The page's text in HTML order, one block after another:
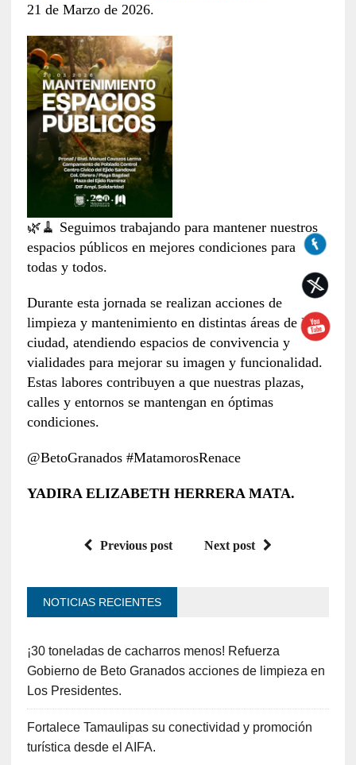
21 de Marzo de 2026.
🌿🧹 Seguimos trabajando para mantener nuestros
espacios públicos en mejores condiciones para
todas y todos.
Durante esta jornada se realizan acciones de
limpieza y mantenimiento en distintas áreas de la
ciudad, atendiendo espacios de convivencia y
vialidades para mejorar su imagen y funcionalidad.
Estas labores contribuyen a que nuestras plazas,
calles y entornos se mantengan en óptimas
condiciones.
@BetoGranados #MatamorosRenace
YADIRA ELIZABETH HERRERA MATA.
Previous post Next post
NOTICIAS RECIENTES
¡30 toneladas de cacharros menos! Refuerza
Gobierno de Beto Granados acciones de limpieza en
Los Presidentes.
Fortalece Tamaulipas su conectividad y promoción
turística desde el AIFA.